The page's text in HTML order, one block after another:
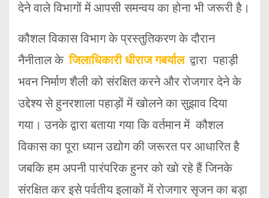
देने वाले विभागों में आपसी समन्वय का होना भी जरूरी है।
कौशल विकास विभाग के प्रस्तुतिकरण के दौरान
नैनीताल के जिलाधिकारी धीराज गबर्याल द्वारा पहाड़ी
भवन निर्माण शैली को संरक्षित करने और रोजगार देने के
उद्देश्य से हुनरशाला पहाड़ों में खोलने का सुझाव दिया
गया। उनके द्वारा बताया गया कि वर्तमान में कौशल
विकास का पूरा ध्यान उद्योग की जरूरत पर आधारित है
जबकि हम अपनी पारंपरिक हुनर को खो रहे हैं जिनके
संरक्षित कर इसे पर्वतीय इलाकों में रोजगार सृजन का बड़ा